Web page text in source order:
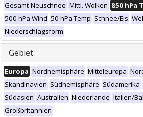
Gesamt-Neuschnee Mittl. Wolken 850 hPa
500 hPa Wind 50 hPa Temp Schnee/Eis
Niederschlagsform
Gebiet
Europa Nordhemisphäre Mitteleuropa
Skandinavien Südhemisphäre Südamerika
Südasien Australien Niederlande Italien/
Großbritannien